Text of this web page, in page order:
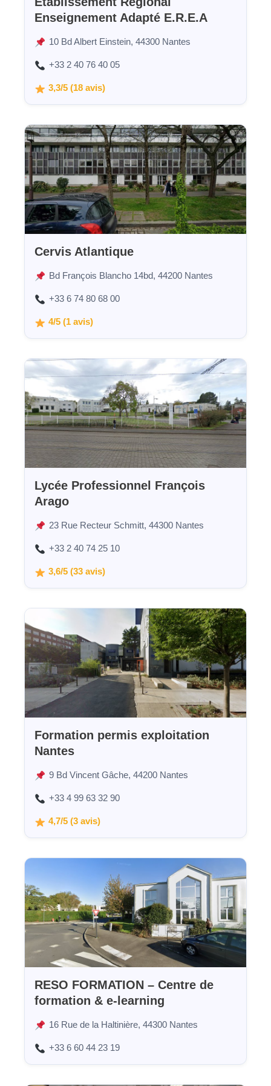
Enseignement Adapté E.R.E.A
10 Bd Albert Einstein, 44300 Nantes
+33 2 40 76 40 05
3,3/5 (18 avis)
Cervis Atlantique
Bd François Blancho 14bd, 44200 Nantes
+33 6 74 80 68 00
4/5 (1 avis)
Lycée Professionnel François
Arago
23 Rue Recteur Schmitt, 44300 Nantes
+33 2 40 74 25 10
3,6/5 (33 avis)
Formation permis exploitation
Nantes
9 Bd Vincent Gâche, 44200 Nantes
+33 4 99 63 32 90
4,7/5 (3 avis)
RESO FORMATION – Centre de
formation & e-learning
16 Rue de la Haltinière, 44300 Nantes
+33 6 60 44 23 19